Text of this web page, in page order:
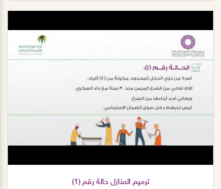
ترميم المنازل حالة رقم (1)